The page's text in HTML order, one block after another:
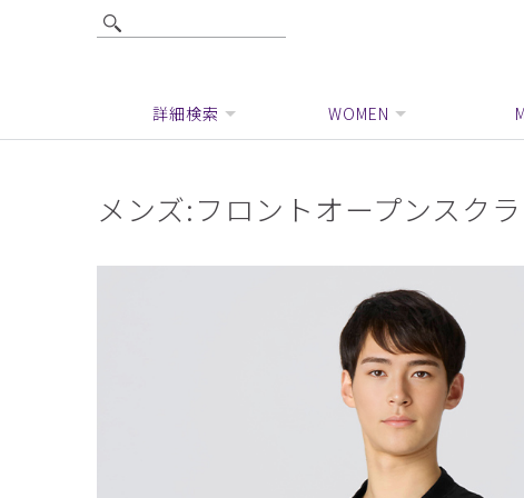
詳細検索 WOMEN
メンズ:フロントオープンスク